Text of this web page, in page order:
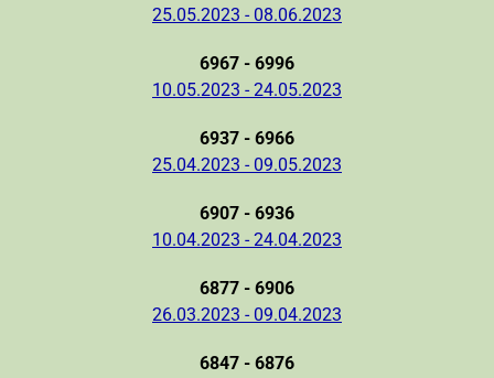
25.05.2023 - 08.06.2023
6967 - 6996
10.05.2023 - 24.05.2023
6937 - 6966
25.04.2023 - 09.05.2023
6907 - 6936
10.04.2023 - 24.04.2023
6877 - 6906
26.03.2023 - 09.04.2023
6847 - 6876